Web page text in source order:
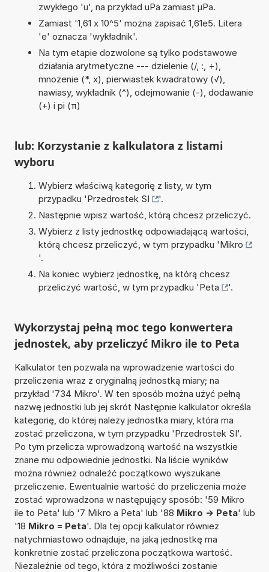
zwykłego 'u', na przykład uPa zamiast µPa.
Zamiast '1,61 x 10^5' można zapisać 1,61e5. Litera
'e' oznacza 'wykładnik'.
Na tym etapie dozwolone są tylko podstawowe
działania arytmetyczne --- dzielenie (/, :, ÷),
mnożenie (*, x), pierwiastek kwadratowy (√),
nawiasy, wykładnik (^), odejmowanie (-), dodawanie
(+) i pi (π)
lub: Korzystanie z kalkulatora z listami
wyboru
Wybierz właściwą kategorię z listy, w tym
przypadku 'Przedrostek SI
'.
Następnie wpisz wartość, którą chcesz przeliczyć.
Wybierz z listy jednostkę odpowiadającą wartości,
którą chcesz przeliczyć, w tym przypadku 'Mikro
'.
Na koniec wybierz jednostkę, na którą chcesz
przeliczyć wartość, w tym przypadku 'Peta '.
Wykorzystaj pełną moc tego konwertera
jednostek, aby przeliczyć Mikro ile to Peta
Kalkulator ten pozwala na wprowadzenie wartości do
przeliczenia wraz z oryginalną jednostką miary; na
przykład '734 Mikro'. W ten sposób można użyć pełną
nazwę jednostki lub jej skrót Następnie kalkulator określa
kategorię, do której należy jednostka miary, która ma
zostać przeliczona, w tym przypadku 'Przedrostek SI'.
Po tym przelicza wprowadzoną wartość na wszystkie
znane mu odpowiednie jednostki. Na liście wyników
można również odnaleźć początkowo wyszukane
przeliczenie. Ewentualnie wartość do przeliczenia może
zostać wprowadzona w następujący sposób: '59 Mikro
ile to Peta' lub '7 Mikro a Peta' lub '88 Mikro -> Peta' lub
'18 Mikro = Peta'. Dla tej opcji kalkulator również
natychmiastowo odnajduje, na jaką jednostkę ma
konkretnie zostać przeliczona początkowa wartość.
Niezależnie od tego, która z możliwości zostanie